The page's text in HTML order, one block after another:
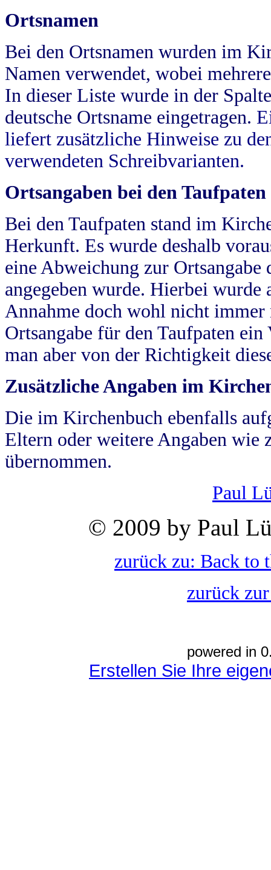
Ortsnamen
Bei den Ortsnamen wurden im
Namen verwendet, wobei
In dieser Liste wurde in der
deutsche Ortsname eingetragen.
liefert zusätzliche Hinweise zu
verwendeten Schreibvarianten.
Ortsangaben bei den Taufpaten
Bei den Taufpaten stand im
Herkunft. Es wurde deshalb
eine Abweichung zur
angegeben wurde. Hierbei wurde
Annahme doch wohl nicht
Ortsangabe für den Taufpaten
man aber von der Richtigkeit
Zusätzliche Angaben im
Die im Kirchenbuch ebenfalls
Eltern oder weitere Angaben wie
übernommen.
Paul
© 2009 by Paul
zurück zu: Back to
zurück
powered in
Erstellen Sie Ihre